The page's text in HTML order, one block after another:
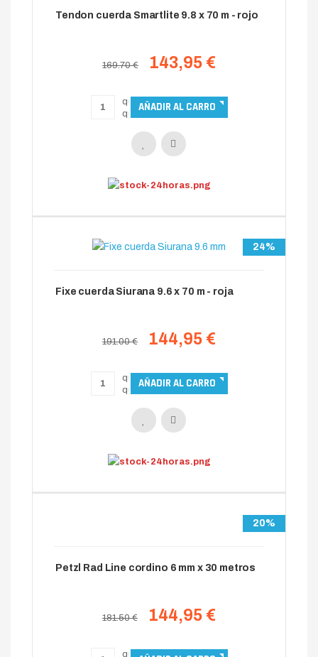
Tendon cuerda Smartlite 9.8 x 70 m - rojo
169.70 € 143,95 €
24%
Fixe cuerda Siurana 9.6 x 70 m - roja
191.00 € 144,95 €
20%
Petzl Rad Line cordino 6 mm x 30 metros
181.50 € 144,95 €